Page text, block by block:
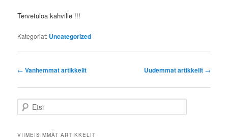
Tervetuloa kahville !!!
Kategoriat: Uncategorized
Artikkelien
← Vanhemmat artikkelit Uudemmat artikkelit →
t
iVIIMEISIMMÄT ARTIKKELIT